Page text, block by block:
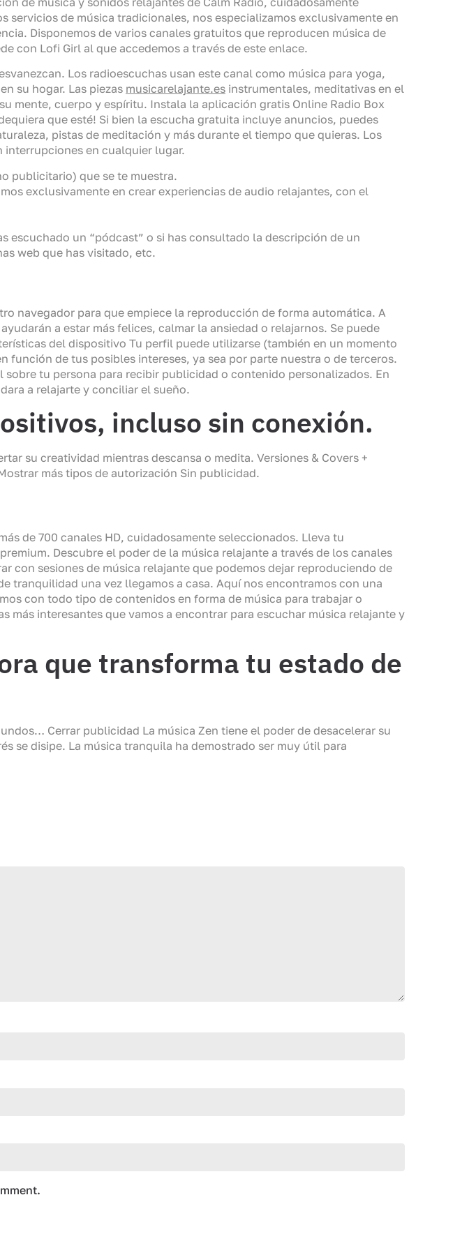
de música tradicionales, nos especializamos exclusivamente en
Disponemos de varios canales gratuitos que reproducen música de
con Lofi Girl al que accedemos a través de este enlace.
Los radioescuchas usan este canal como música para yoga,
su hogar. Las piezas musicarelajante.es instrumentales, meditativas en el
mente, cuerpo y espíritu. Instala la aplicación gratis Online Radio Box
que esté! Si bien la escucha gratuita incluye anuncios, puedes
pistas de meditación y más durante el tiempo que quieras. Los
interrupciones en cualquier lugar.
publicitario) que se te muestra.
exclusivamente en crear experiencias de audio relajantes, con el
escuchado un “pódcast” o si has consultado la descripción de un
web que has visitado, etc.
navegador para que empiece la reproducción de forma automática. A
a estar más felices, calmar la ansiedad o relajarnos. Se puede
del dispositivo Tu perfil puede utilizarse (también en un momento
de tus posibles intereses, ya sea por parte nuestra o de terceros.
tu persona para recibir publicidad o contenido personalizados. En
a relajarte y conciliar el sueño.
incluso sin conexión.
su creatividad mientras descansa o medita. Versiones & Covers +
más tipos de autorización Sin publicidad.
de 700 canales HD, cuidadosamente seleccionados. Lleva tu
Descubre el poder de la música relajante a través de los canales
con sesiones de música relajante que podemos dejar reproduciendo de
tranquilidad una vez llegamos a casa. Aquí nos encontramos con una
con todo tipo de contenidos en forma de música para trabajar o
más interesantes que vamos a encontrar para escuchar música relajante y
que transforma tu estado de
Cerrar publicidad La música Zen tiene el poder de desacelerar su
se disipe. La música tranquila ha demostrado ser muy útil para